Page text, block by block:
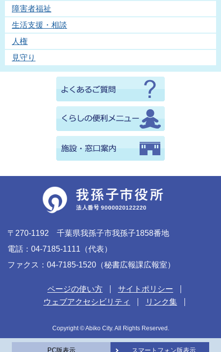
障害者福祉
生活支援・相談
人権
見守り
〒270-1192 千葉県我孫子市我孫子1858番地
電話：04-7185-1111（代表）
ファクス：04-7185-1520（秘書広報課広報室）
ページの使い方
サイトポリシー
ウェブアクセシビリティ
リンク集
Copyright © Abiko City. All Rights Reserved.
PC版表示 スマートフォン版表示